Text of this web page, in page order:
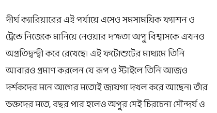
দীর্ঘ ক্যারিয়ারের এই পর্যায়ে এসেও সমসাময়িক ফ্যাশন ও
ট্রেন্ডে নিজেকে মানিয়ে নেওয়ার দক্ষতা অপু বিশ্বাসকে এখনও
অপ্রতিদ্বন্দ্বী করে রেখেছে। এই ফটোশুটের মাধ্যমে তিনি
আবারও প্রমাণ করলেন যে রূপ ও স্টাইলে তিনি আজও
দর্শকদের মনে আগের মতোই জায়গা দখল করে আছেন। তাঁর
ভক্তদের মতে, বছর পার হলেও অপুর সেই চিরচেনা সৌন্দর্য ও